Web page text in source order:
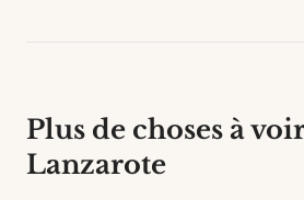
Plus de choses à
Lanzarote